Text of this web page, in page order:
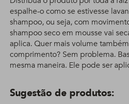
espalhe-o como se estivesse
shampoo, ou seja, com
shampoo seco em mousse vai
aplica. Quer mais volume
comprimento? Sem problema.
mesma maneira. Ele pode ser
Sugestão de produtos: